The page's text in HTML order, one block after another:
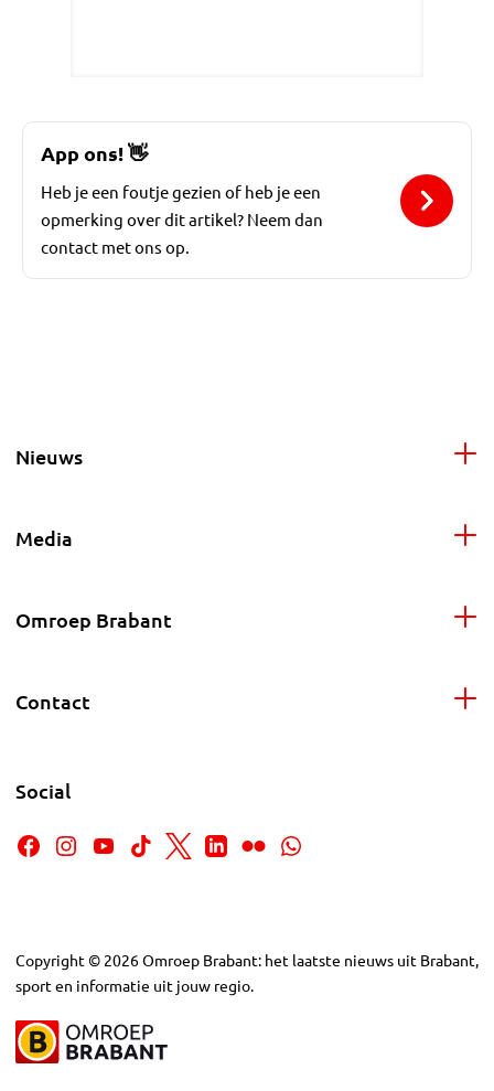
App ons!👋
Heb je een foutje gezien of heb je een
opmerking over dit artikel? Neem dan
contact met ons op.
Nieuws
Media
Omroep Brabant
Contact
Social
Copyright © 2026Omroep Brabant: het laatste nieuws uit Brabant,
sport en informatie uit jouw regio.